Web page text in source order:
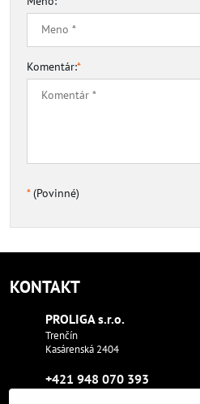
Komentár:*
*(Povinné)
KONTAKT
PROLIGA s​.r​.o​.
Trenčín
Kasárenská 2404
+421 948 070 393